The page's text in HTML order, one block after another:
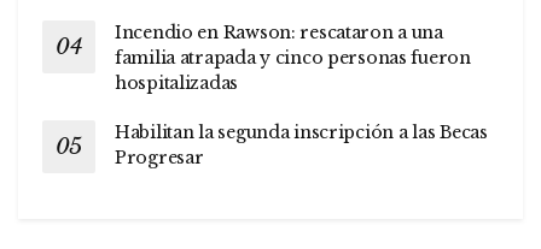
Incendio en Rawson: rescataron a una
familia atrapada y cinco personas fueron
hospitalizadas
Habilitan la segunda inscripción a las Becas
Progresar